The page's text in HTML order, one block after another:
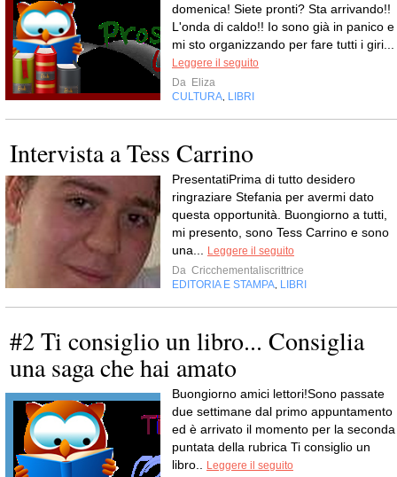
domenica! Siete pronti? Sta arrivando!!
L'onda di caldo!! Io sono già in panico e
mi sto organizzando per fare tutti i giri...
Leggere il seguito
Da Eliza
CULTURA LIBRI
Intervista a Tess Carrino
PresentatiPrima di tutto desidero
ringraziare Stefania per avermi dato
questa opportunità. Buongiorno a tutti,
mi presento, sono Tess Carrino e sono
una...
Leggere il seguito
Da Cricchementaliscrittrice
EDITORIA E STAMPA LIBRI
#2 Ti consiglio un libro... Consiglia
una saga che hai amato
Buongiorno amici lettori!Sono passate
due settimane dal primo appuntamento
ed è arrivato il momento per la seconda
puntata della rubrica Ti consiglio un
libro..
Leggere il seguito